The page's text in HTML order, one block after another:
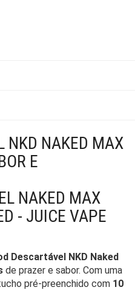
NKD NAKED MAX
E
Descartável NKD Naked
de prazer e sabor. Com uma
pré-preenchido com 10